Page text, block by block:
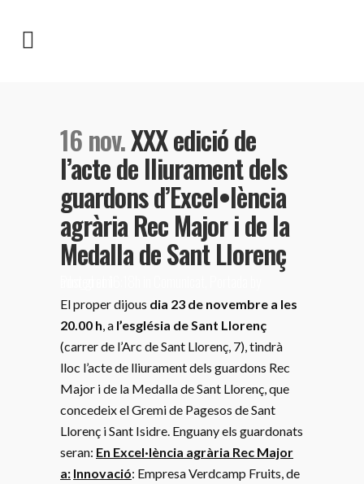
16 nov.XXX edició de
l’acte de lliurament dels
guardons d’Excel•lència
agrària Rec Major i de la
Medalla de Sant Llorenç
El proper dijous dia 23 de novembre a les
20.00 h, a l’església de Sant Llorenç
(carrer de l’Arc de Sant Llorenç, 7), tindrà
lloc l’acte de lliurament dels guardons Rec
Major i de la Medalla de Sant Llorenç, que
concedeix el Gremi de Pagesos de Sant
Llorenç i Sant Isidre. Enguany els guardonats
seran: En Excel·lència agrària Rec Major
a: Innovació: Empresa Verdcamp Fruits, de